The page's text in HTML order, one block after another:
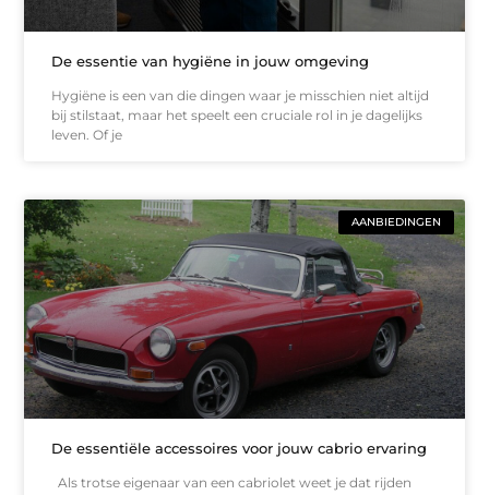
De essentie van hygiëne in jouw omgeving
Hygiëne is een van die dingen waar je misschien niet altijd
bij stilstaat, maar het speelt een cruciale rol in je dagelijks
leven. Of je
AANBIEDINGEN
De essentiële accessoires voor jouw cabrio ervaring
Als trotse eigenaar van een cabriolet weet je dat rijden